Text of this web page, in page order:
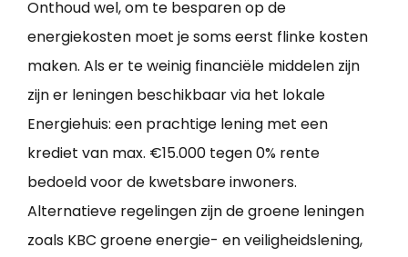
Onthoud wel, om te besparen op de
energiekosten moet je soms eerst flinke kosten
maken. Als er te weinig financiële middelen zijn
zijn er leningen beschikbaar via het lokale
Energiehuis: een prachtige lening met een
krediet van max. €15.000 tegen 0% rente
bedoeld voor de kwetsbare inwoners.
Alternatieve regelingen zijn de groene leningen
zoals KBC groene energie- en veiligheidslening,